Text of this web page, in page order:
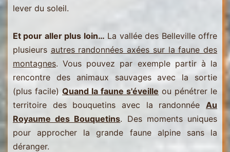
lever du soleil.
Et pour aller plus loin… La vallée des Belleville offre
plusieurs autres randonnées axées sur la faune des
montagnes. Vous pouvez par exemple partir à la
rencontre des animaux sauvages avec la sortie
(plus facile) Quand la faune s'éveille ou pénétrer le
territoire des bouquetins avec la randonnée Au
Royaume des Bouquetins. Des moments uniques
pour approcher la grande faune alpine sans la
déranger.